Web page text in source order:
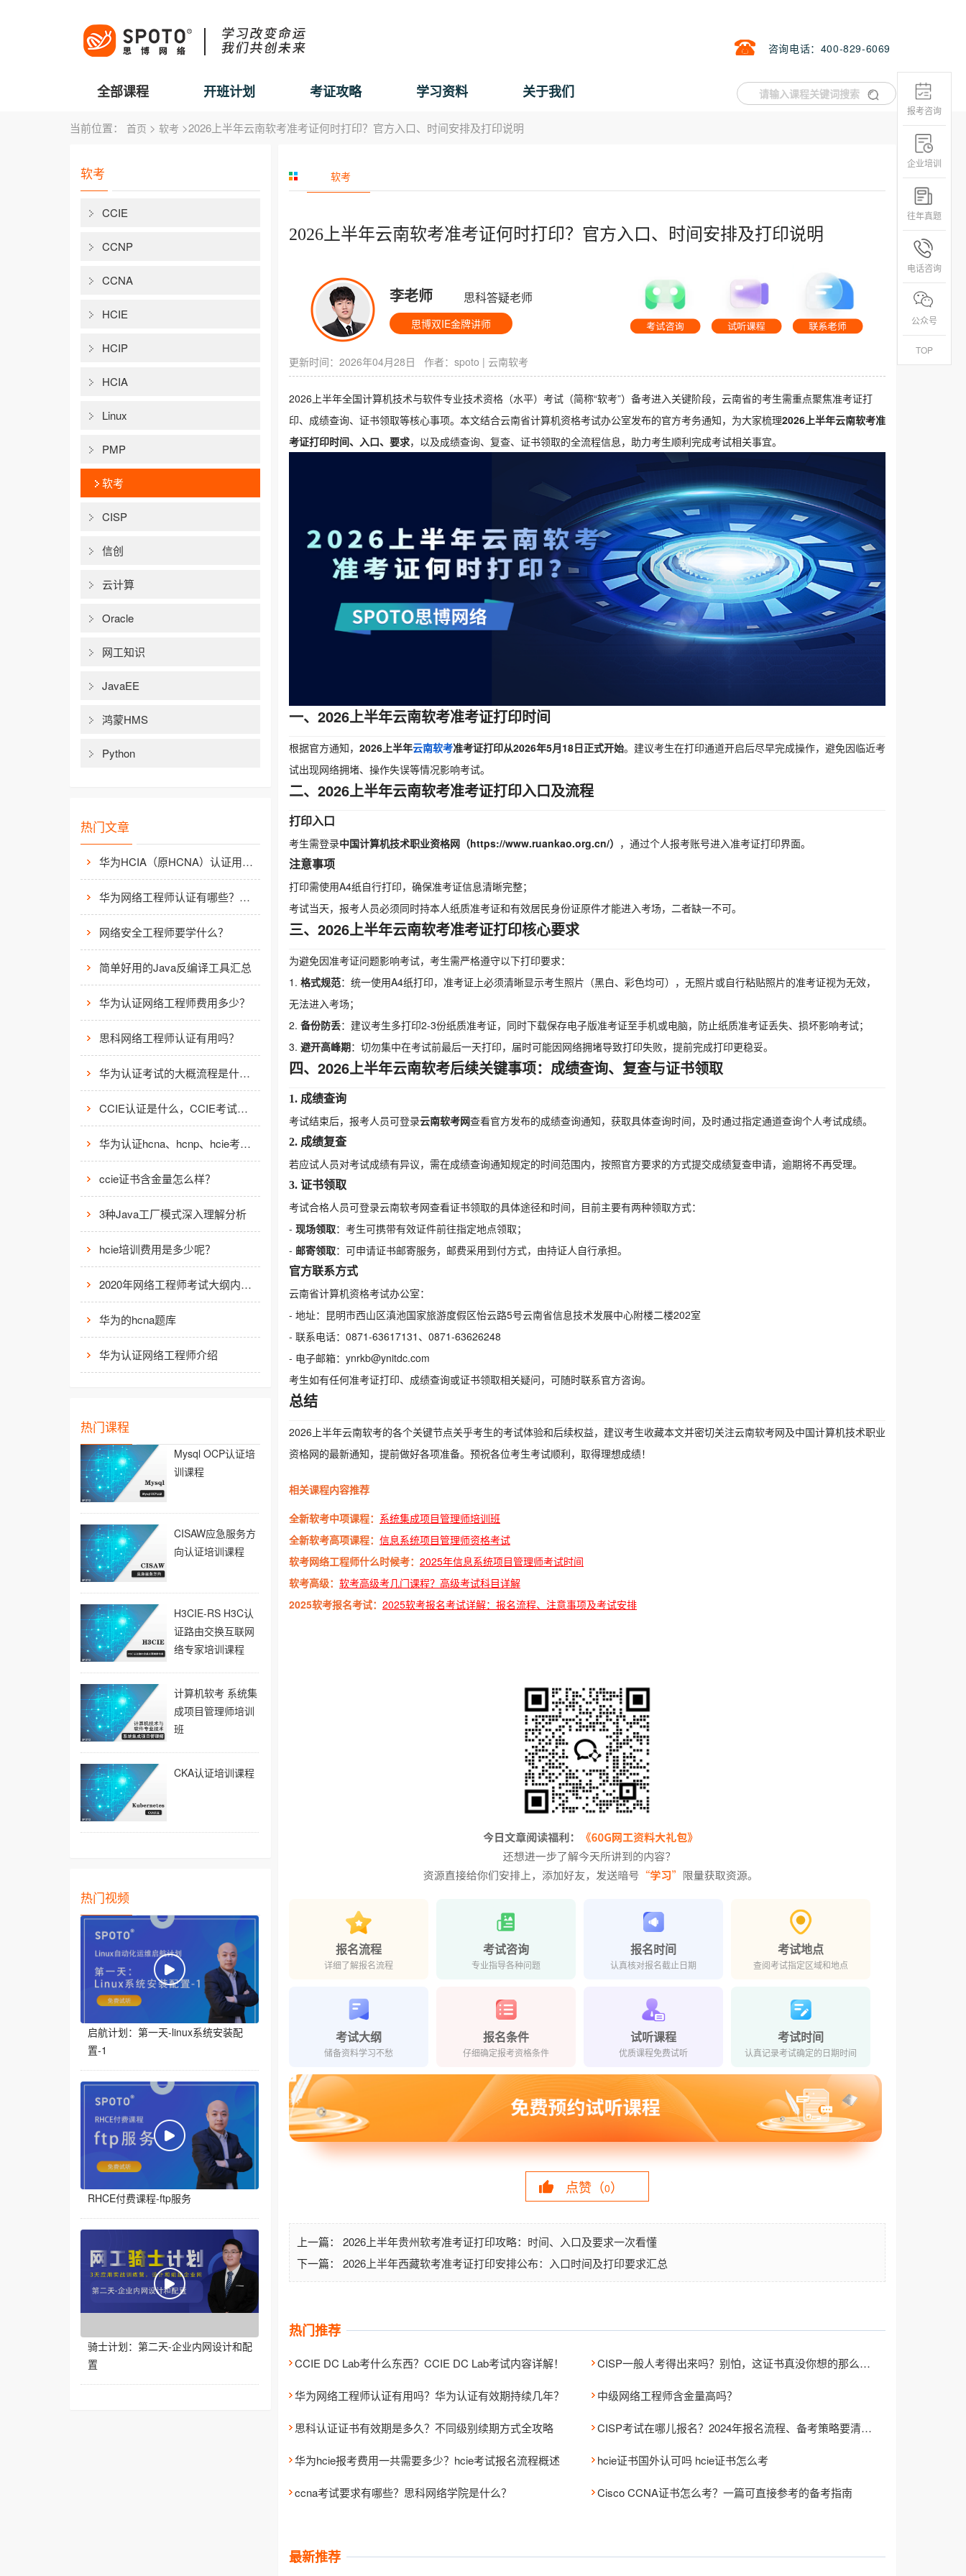
咨询电话：400-829-6069
全部课程 开班计划 考证攻略 学习资料 关于我们
当前位置： 首页 > 软考 >2026上半年云南软考准考证何时打印？官方入口、时间安排及打印说明
软考
CCIE
CCNP
CCNA
HCIE
HCIP
HCIA
Linux
PMP
软考
CISP
信创
云计算
Oracle
网工知识
JavaEE
鸿蒙HMS
Python
热门文章
华为HCIA（原HCNA）认证用处大吗？
华为网络工程师认证有哪些？值不值得考？
网络安全工程师要学什么？
简单好用的Java反编译工具汇总
华为认证网络工程师费用多少？
思科网络工程师认证有用吗？
华为认证考试的大概流程是什么样的？
CCIE认证是什么，CCIE考试认证考试指南
华为认证hcna、hcnp、hcie考试费用
ccie证书含金量怎么样？
3种Java工厂模式深入理解分析
hcie培训费用是多少呢？
2020年网络工程师考试大纲内容解析
华为的hcna题库
华为认证网络工程师介绍
热门课程
Mysql OCP认证培
训课程
CISAW应急服务方
向认证培训课程
H3CIE-RS H3C认
证路由交换互联网
络专家培训课程
计算机软考 系统集
成项目管理师培训
班
CKA认证培训课程
热门视频
启航计划：第一天-linux系统安装配
置-1
RHCE付费课程-ftp服务
骑士计划：第二天-企业内网设计和配
置
软考
2026上半年云南软考准考证何时打印？官方入口、时间安排及打印说明
李老师 思科答疑老师
思博双IE金牌讲师
更新时间：2026年04月28日 作者： spoto | 云南软考
2026上半年全国计算机技术与软件专业技术资格（水平）考试（简称“软考”）备考进入关键阶段，云南省的考生需重点聚焦准考证打
印、成绩查询、证书领取等核心事项。本文结合云南省计算机资格考试办公室发布的官方考务通知，为大家梳理2026上半年云南软考准
考证打印时间、入口、要求，以及成绩查询、复查、证书领取的全流程信息，助力考生顺利完成考试相关事宜。
一、2026上半年云南软考准考证打印时间
根据官方通知， 2026上半年云南软考准考证打印从2026年5月18日正式开始。建议考生在打印通道开启后尽早完成操作，避免因临近考
试出现网络拥堵、操作失误等情况影响考试。
二、2026上半年云南软考准考证打印入口及流程
打印入口
考生需登录中国计算机技术职业资格网（https://www.ruankao.org.cn/） ，通过个人报考账号进入准考证打印界面。
注意事项
打印需使用A4纸自行打印，确保准考证信息清晰完整；
考试当天，报考人员必须同时持本人纸质准考证和有效居民身份证原件才能进入考场，二者缺一不可。
三、2026上半年云南软考准考证打印核心要求
为避免因准考证问题影响考试，考生需严格遵守以下打印要求：
1. 格式规范：统一使用A4纸打印，准考证上必须清晰显示考生照片（黑白、彩色均可），无照片或自行粘贴照片的准考证视为无效，
无法进入考场；
2. 备份防丢：建议考生多打印2-3份纸质准考证，同时下载保存电子版准考证至手机或电脑，防止纸质准考证丢失、损坏影响考试；
3. 避开高峰期：切勿集中在考试前最后一天打印，届时可能因网络拥堵导致打印失败，提前完成打印更稳妥。
四、2026上半年云南软考后续关键事项：成绩查询、复查与证书领取
1. 成绩查询
考试结束后，报考人员可登录云南软考网查看官方发布的成绩查询通知，获取具体查询时间，及时通过指定通道查询个人考试成绩。
2. 成绩复查
若应试人员对考试成绩有异议，需在成绩查询通知规定的时间范围内，按照官方要求的方式提交成绩复查申请，逾期将不再受理。
3. 证书领取
考试合格人员可登录云南软考网查看证书领取的具体途径和时间，目前主要有两种领取方式：
- 现场领取：考生可携带有效证件前往指定地点领取；
- 邮寄领取：可申请证书邮寄服务，邮费采用到付方式，由持证人自行承担。
官方联系方式
云南省计算机资格考试办公室：
- 地址：昆明市西山区滇池国家旅游度假区怡云路5号云南省信息技术发展中心附楼二楼202室
- 联系电话：0871-63617131、0871-63626248
- 电子邮箱：ynrkb@ynitdc.com
考生如有任何准考证打印、成绩查询或证书领取相关疑问，可随时联系官方咨询。
总结
2026上半年云南软考的各个关键节点关乎考生的考试体验和后续权益，建议考生收藏本文并密切关注云南软考网及中国计算机技术职业
资格网的最新通知，提前做好各项准备。预祝各位考生考试顺利，取得理想成绩！
相关课程内容推荐
全新软考中项课程： 系统集成项目管理师培训班
全新软考高项课程： 信息系统项目管理师资格考试
软考网络工程师什么时候考： 2025年信息系统项目管理师考试时间
软考高级： 软考高级考几门课程？高级考试科目详解
2025软考报名考试： 2025软考报名考试详解：报名流程、注意事项及考试安排
报名流程
详细了解报名流程
考试咨询
专业指导各种问题
报名时间
认真核对报名截止日期
考试地点
查阅考试指定区域和地点
考试大纲
储备资料学习不愁
报名条件
仔细确定报考资格条件
试听课程
优质课程免费试听
考试时间
认真记录考试确定的日期时间
点赞（0）
上一篇： 2026上半年贵州软考准考证打印攻略：时间、入口及要求一次看懂
下一篇： 2026上半年西藏软考准考证打印安排公布：入口时间及打印要求汇总
热门推荐
CCIE DC Lab考什么东西？CCIE DC Lab考试内容详解！ CISP一般人考得出来吗？别怕，这证书真没你想的那么难！
华为网络工程师认证有用吗？华为认证有效期持续几年？ 中级网络工程师含金量高吗？
思科认证证书有效期是多久？不同级别续期方式全攻略 CISP考试在哪儿报名？2024年报名流程、备考策略要清楚！
华为hcie报考费用一共需要多少？hcie考试报名流程概述 hcie证书国外认可吗 hcie证书怎么考
ccna考试要求有哪些？思科网络学院是什么？ Cisco CCNA证书怎么考？一篇可直接参考的备考指南
最新推荐
报考咨询
企业培训
往年真题
电话咨询
公众号
TOP